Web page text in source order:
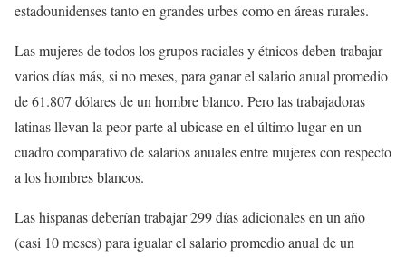
estadounidenses tanto en grandes urbes como en áreas rurales.
Las mujeres de todos los grupos raciales y étnicos deben trabajar
varios días más, si no meses, para ganar el salario anual promedio
de 61.807 dólares de un hombre blanco. Pero las trabajadoras
latinas llevan la peor parte al ubicase en el último lugar en un
cuadro comparativo de salarios anuales entre mujeres con respecto
a los hombres blancos.
Las hispanas deberían trabajar 299 días adicionales en un año
(casi 10 meses) para igualar el salario promedio anual de un